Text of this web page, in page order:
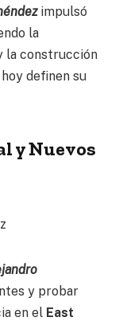
impulsó
la
la construcción
definen su
y Nuevos
y probar
en el East